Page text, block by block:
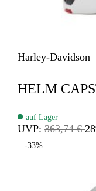
Harley-Davidson
HELM
auf Lager
UVP:363,74 €
-33%